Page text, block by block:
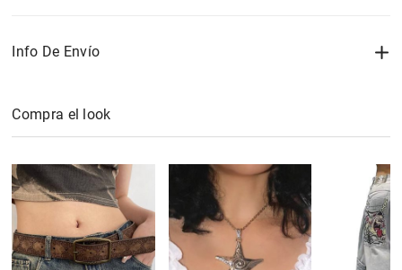
Info De Envío
Compra el look